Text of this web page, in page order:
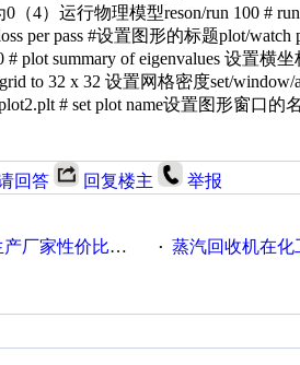
（4）运行物理模型reson/run 100 #
per pass #设置图形的标题plot/
# plot summary of eigenvalues 设置横
to 32 x 32 设置网格密度set/
# set plot name设置图形窗口的
回答 回复楼主 举报
家性价比高一些 · 蒸汽回收机在化